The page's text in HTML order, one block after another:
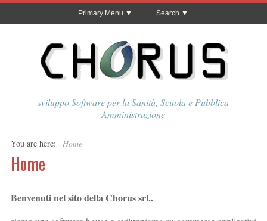
Primary Menu Search
sviluppo Software per la Sanità, Scuola e Pubblica
Amministrazione
You are here: Home
Home
Benvenuti nel sito della Chorus srl..